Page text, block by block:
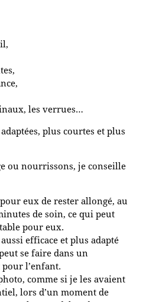
les verrues…
plus courtes et plus
ou nourrissons, je conseille
eux de rester allongé, au
de soin, ce qui peut
pour eux.
efficace et plus adapté
se faire dans un
l’enfant.
comme si je les avaient
lors d’un moment de